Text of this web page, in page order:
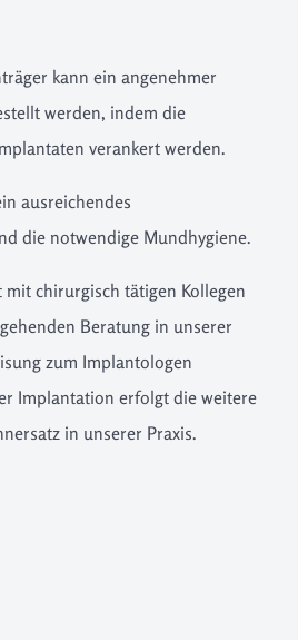
kann ein angenehmer
werden, indem die
verankert werden.
ausreichendes
die notwendige Mundhygiene.
mit chirurgisch tätigen Kollegen
Beratung in unserer
zum Implantologen
Implantation erfolgt die weitere
in unserer Praxis.